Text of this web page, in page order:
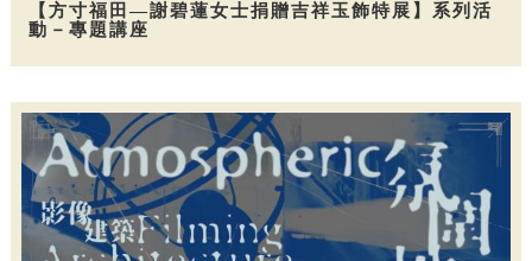
【方寸福田—謝碧蓮女士捐贈吉祥玉飾特展】系列活
動－專題講座